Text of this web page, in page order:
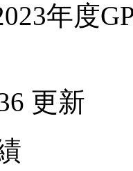
年度
更新